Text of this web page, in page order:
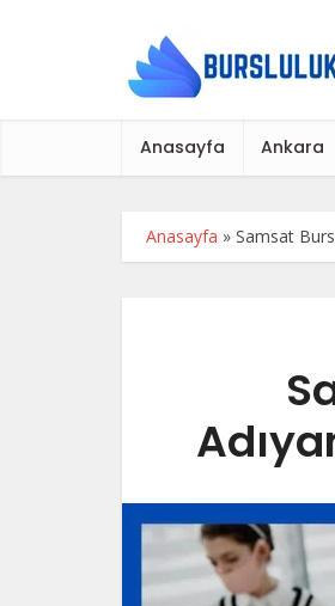
Anasayfa Ankara
Anasayfa » Samsat